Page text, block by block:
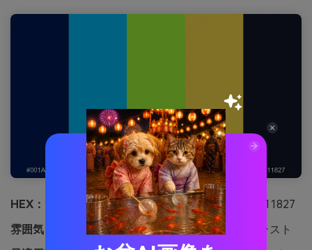
HEX：
#001A57 #00C2FF #A7FF3C #FFE14D #111827
雰囲気：
エネルギッシュ、スポーティ、高コントラスト